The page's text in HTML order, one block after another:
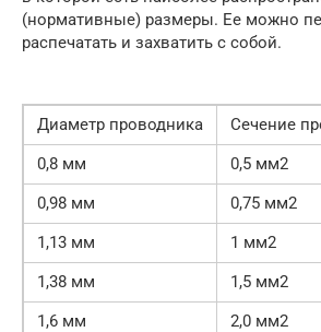
(нормативные) размеры. Ее можно
распечатать и захватить с собой.
Диаметр проводника
Сечение
0,8 мм
0,5 мм2
0,98 мм
0,75 мм2
1,13 мм
1 мм2
1,38 мм
1,5 мм2
1,6 мм
2,0 мм2